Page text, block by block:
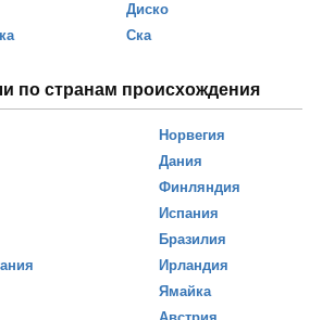
Диско
Ска
по странам происхождения
Норвегия
Дания
Финляндия
Испания
Бразилия
Ирландия
Ямайка